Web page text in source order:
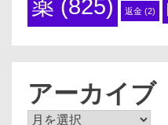
薬 (825) 返金 (2)
アーカイブ
ア